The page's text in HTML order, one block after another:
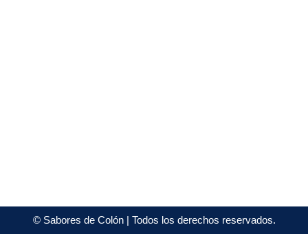
©Sabores de Colón| Todos los derechos reservados.